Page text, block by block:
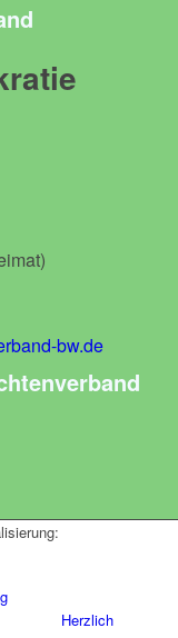
bw.de
Herzlich